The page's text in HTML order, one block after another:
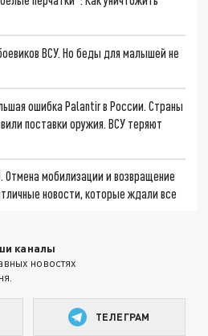
ВСУ. Но беды для малышей не
ошибка Palantir в России. Страны
поставки оружия. ВСУ теряют
Отмена мобилизации и возвращение
новости, которые ждали все
каналы
новостях
ТЕЛЕГРАМ